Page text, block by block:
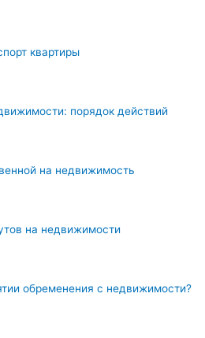
квартиры
порядок действий
на недвижимость
на недвижимости
обременения с недвижимости?